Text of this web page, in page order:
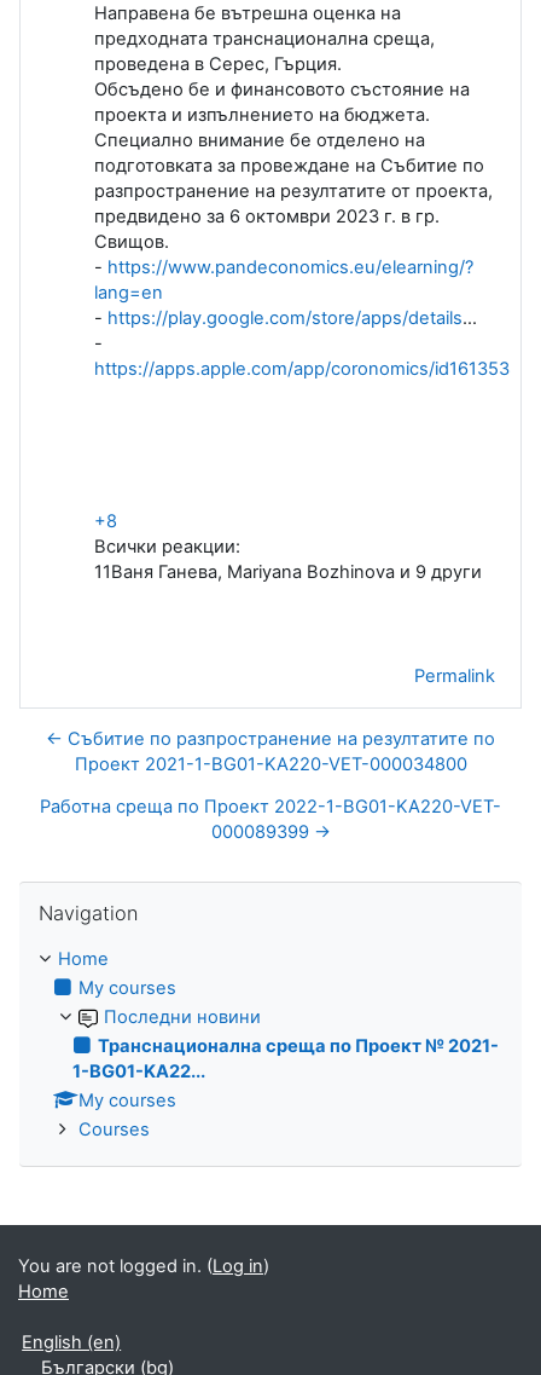
Направена бе вътрешна оценка на
предходната транснационална среща,
проведена в Серес, Гърция.
Обсъдено бе и финансовото състояние на
проекта и изпълнението на бюджета.
Специално внимание бе отделено на
подготовката за провеждане на Събитие по
разпространение на резултатите от проекта,
предвидено за 6 октомври 2023 г. в гр.
Свищов.
- https://www.pandeconomics.eu/elearning/?
lang=en
- https://play.google.com/store/apps/details…
-
https://apps.apple.com/app/coronomics/
+8
Всички реакции:
11Ваня Ганева, Mariyana Bozhinova и 9 други
Permalink
← Събитие по разпространение на резултатите по
Проект 2021-1-BG01-KA220-VET-000034800
Работна среща по Проект 2022-1-BG01-KA220-VET-
000089399 →
Navigation
Home
My courses
Последни новини
Транснационална среща по Проект № 2021-
1-BG01-KA22...
My courses
Courses
You are not logged in. (Log in)
Home
English ‎(en)‎
Български ‎(bg)‎